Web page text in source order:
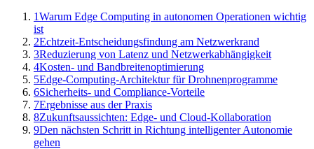
1Warum Edge Computing in autonomen Operationen wichtig
ist
2Echtzeit-Entscheidungsfindung am Netzwerkrand
3Reduzierung von Latenz und Netzwerkabhängigkeit
4Kosten- und Bandbreitenoptimierung
5Edge-Computing-Architektur für Drohnenprogramme
6Sicherheits- und Compliance-Vorteile
7Ergebnisse aus der Praxis
8Zukunftsaussichten: Edge- und Cloud-Kollaboration
9Den nächsten Schritt in Richtung intelligenter Autonomie
gehen